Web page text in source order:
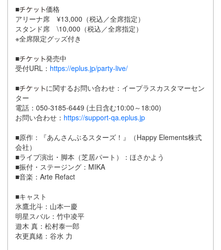
■
価格
アリーナ席 ¥13,000（税込／全席指定）
スタンド席 \10,000（税込／全席指定）
※全席限定グッズ付き
■
発売中
受付URL： https://eplus.jp/party-live/
■
に関するお問い合わせ：イープラスカスタマーセン
ター
電話：050-3185-6449 (土日含む10:00～18:00)
お問い合わせ： https://support-qa.eplus.jp
■原作：『あんさんぶるスターズ！』（Happy Elements株式
会社）
■ライブ演出・脚本（芝居パート）：ほさかよう
■振付・ステージング：MIKA
■音楽：Arte Refact
■キャスト
氷鷹北斗：山本一慶
明星スバル：竹中凌平
遊木 真：松村泰一郎
衣更真緒：谷水 力